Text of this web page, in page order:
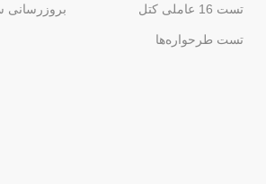
تست 16 عاملی کتل
تست طرحواره‌ها
بروزرسانی